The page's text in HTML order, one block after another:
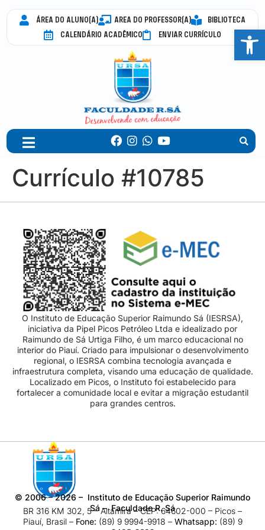
ÁREA DO ALUNO(A) AREA DO PROFESSOR(A)
BIBLIOTECA
CALENDÁRIO ACADÊMICO
ENVIAR CURRÍCULO
Currículo #10785
O Instituto de Educação Superior Raimundo Sá (IESRSA),
iniciativa da Pipel Picos Petróleo Ltda e idealizado por
Raimundo de Sá Urtiga Filho, é um marco educacional no
interior do Piauí. Criado para impulsionar o desenvolvimento
regional, o IESRSA combina tecnologia avançada e
infraestrutura completa, visando uma educação de qualidade.
Localizado em Picos, o Instituto foi estabelecido para
fortalecer a comunidade local e evitar a migração estudantil
para grandes centros.
© 2006 – 2026 – Instituto de Educação Superior Raimundo
Sá – Faculdade R. Sá
BR 316 KM 302, 5 – Altamira – CEP: 64602-000 – Picos –
Piauí, Brasil – Fone: (89) 9 9994-9918​ – Whatsapp: (89) 9
Abrir